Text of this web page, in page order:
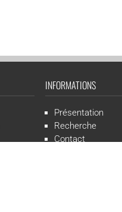
INFORMATIONS
Présentation
Recherche
Contact